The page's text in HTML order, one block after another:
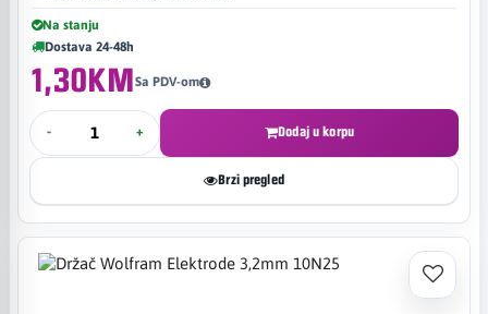
Na stanju
Dostava 24-48h
1,30KMSa PDV-om
- + Dodaj u korpu
Brzi pregled